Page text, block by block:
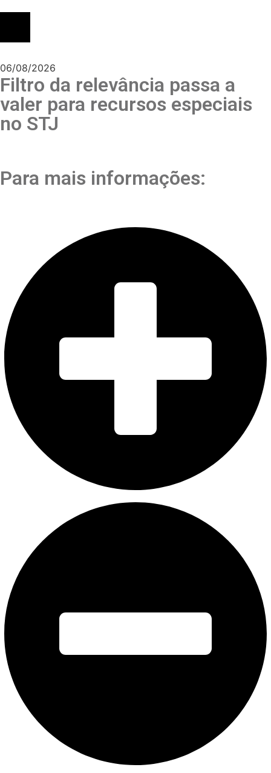
06/08/2026
Filtro da relevância passa a
valer para recursos especiais
no STJ
Para mais informações: